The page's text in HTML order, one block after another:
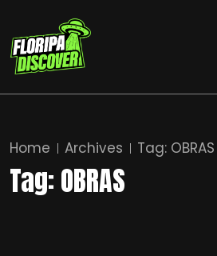
Home Archives Tag: OBRAS
Tag:OBRAS